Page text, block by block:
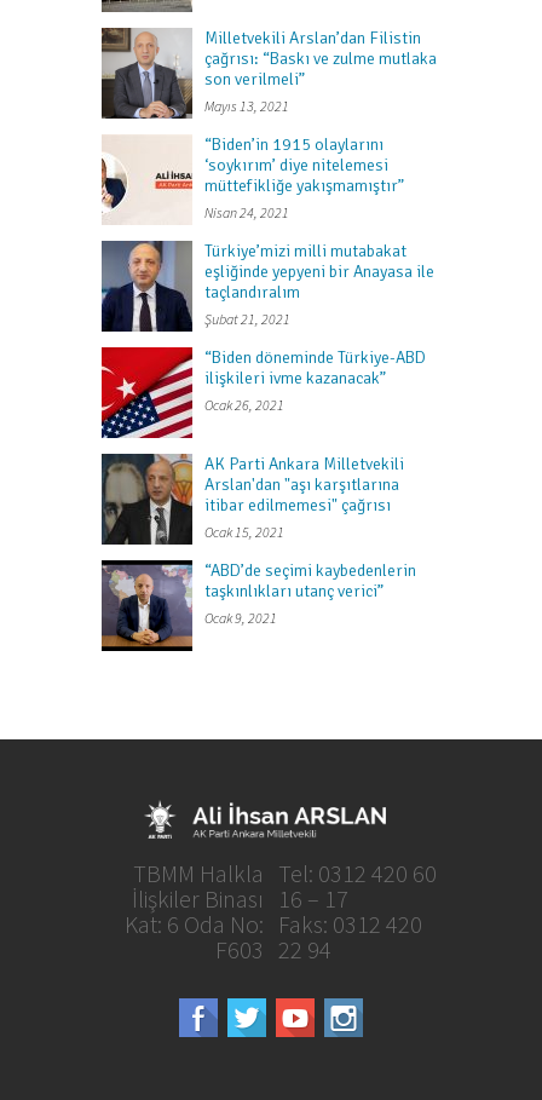
Milletvekili Arslan’dan Filistin
çağrısı: “Baskı ve zulme mutlaka
son verilmeli”
Mayıs 13, 2021
“Biden’in 1915 olaylarını
‘soykırım’ diye nitelemesi
müttefikliğe yakışmamıştır”
Nisan 24, 2021
Türkiye’mizi milli mutabakat
eşliğinde yepyeni bir Anayasa ile
taçlandıralım
Şubat 21, 2021
“Biden döneminde Türkiye-ABD
ilişkileri ivme kazanacak”
Ocak 26, 2021
AK Parti Ankara Milletvekili
Arslan'dan "aşı karşıtlarına
itibar edilmemesi" çağrısı
Ocak 15, 2021
“ABD’de seçimi kaybedenlerin
taşkınlıkları utanç verici”
Ocak 9, 2021
Tel: 0312 420 60
16 – 17
Faks: 0312 420
22 94
TBMM Halkla
İlişkiler Binası
Kat: 6 Oda No:
F603